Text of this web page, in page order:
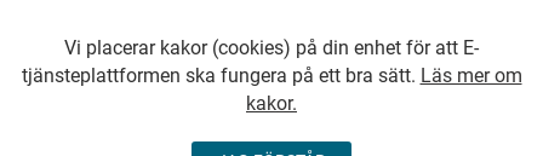
Vi placerar kakor (cookies) på din enhet för att E-
tjänsteplattformen ska fungera på ett bra sätt. Läs mer om
kakor.